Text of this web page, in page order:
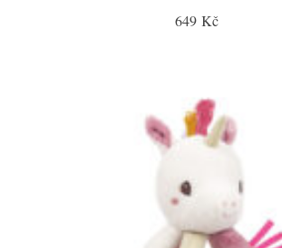
649 Kč